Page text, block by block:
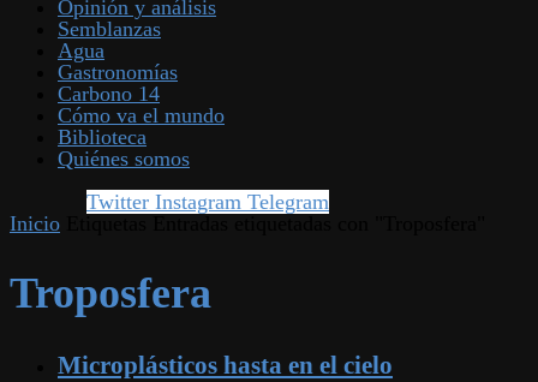
Opinión y análisis
Semblanzas
Agua
Gastronomías
Carbono 14
Cómo va el mundo
Biblioteca
Quiénes somos
Twitter Instagram Telegram
Inicio
Troposfera
Microplásticos hasta en el cielo